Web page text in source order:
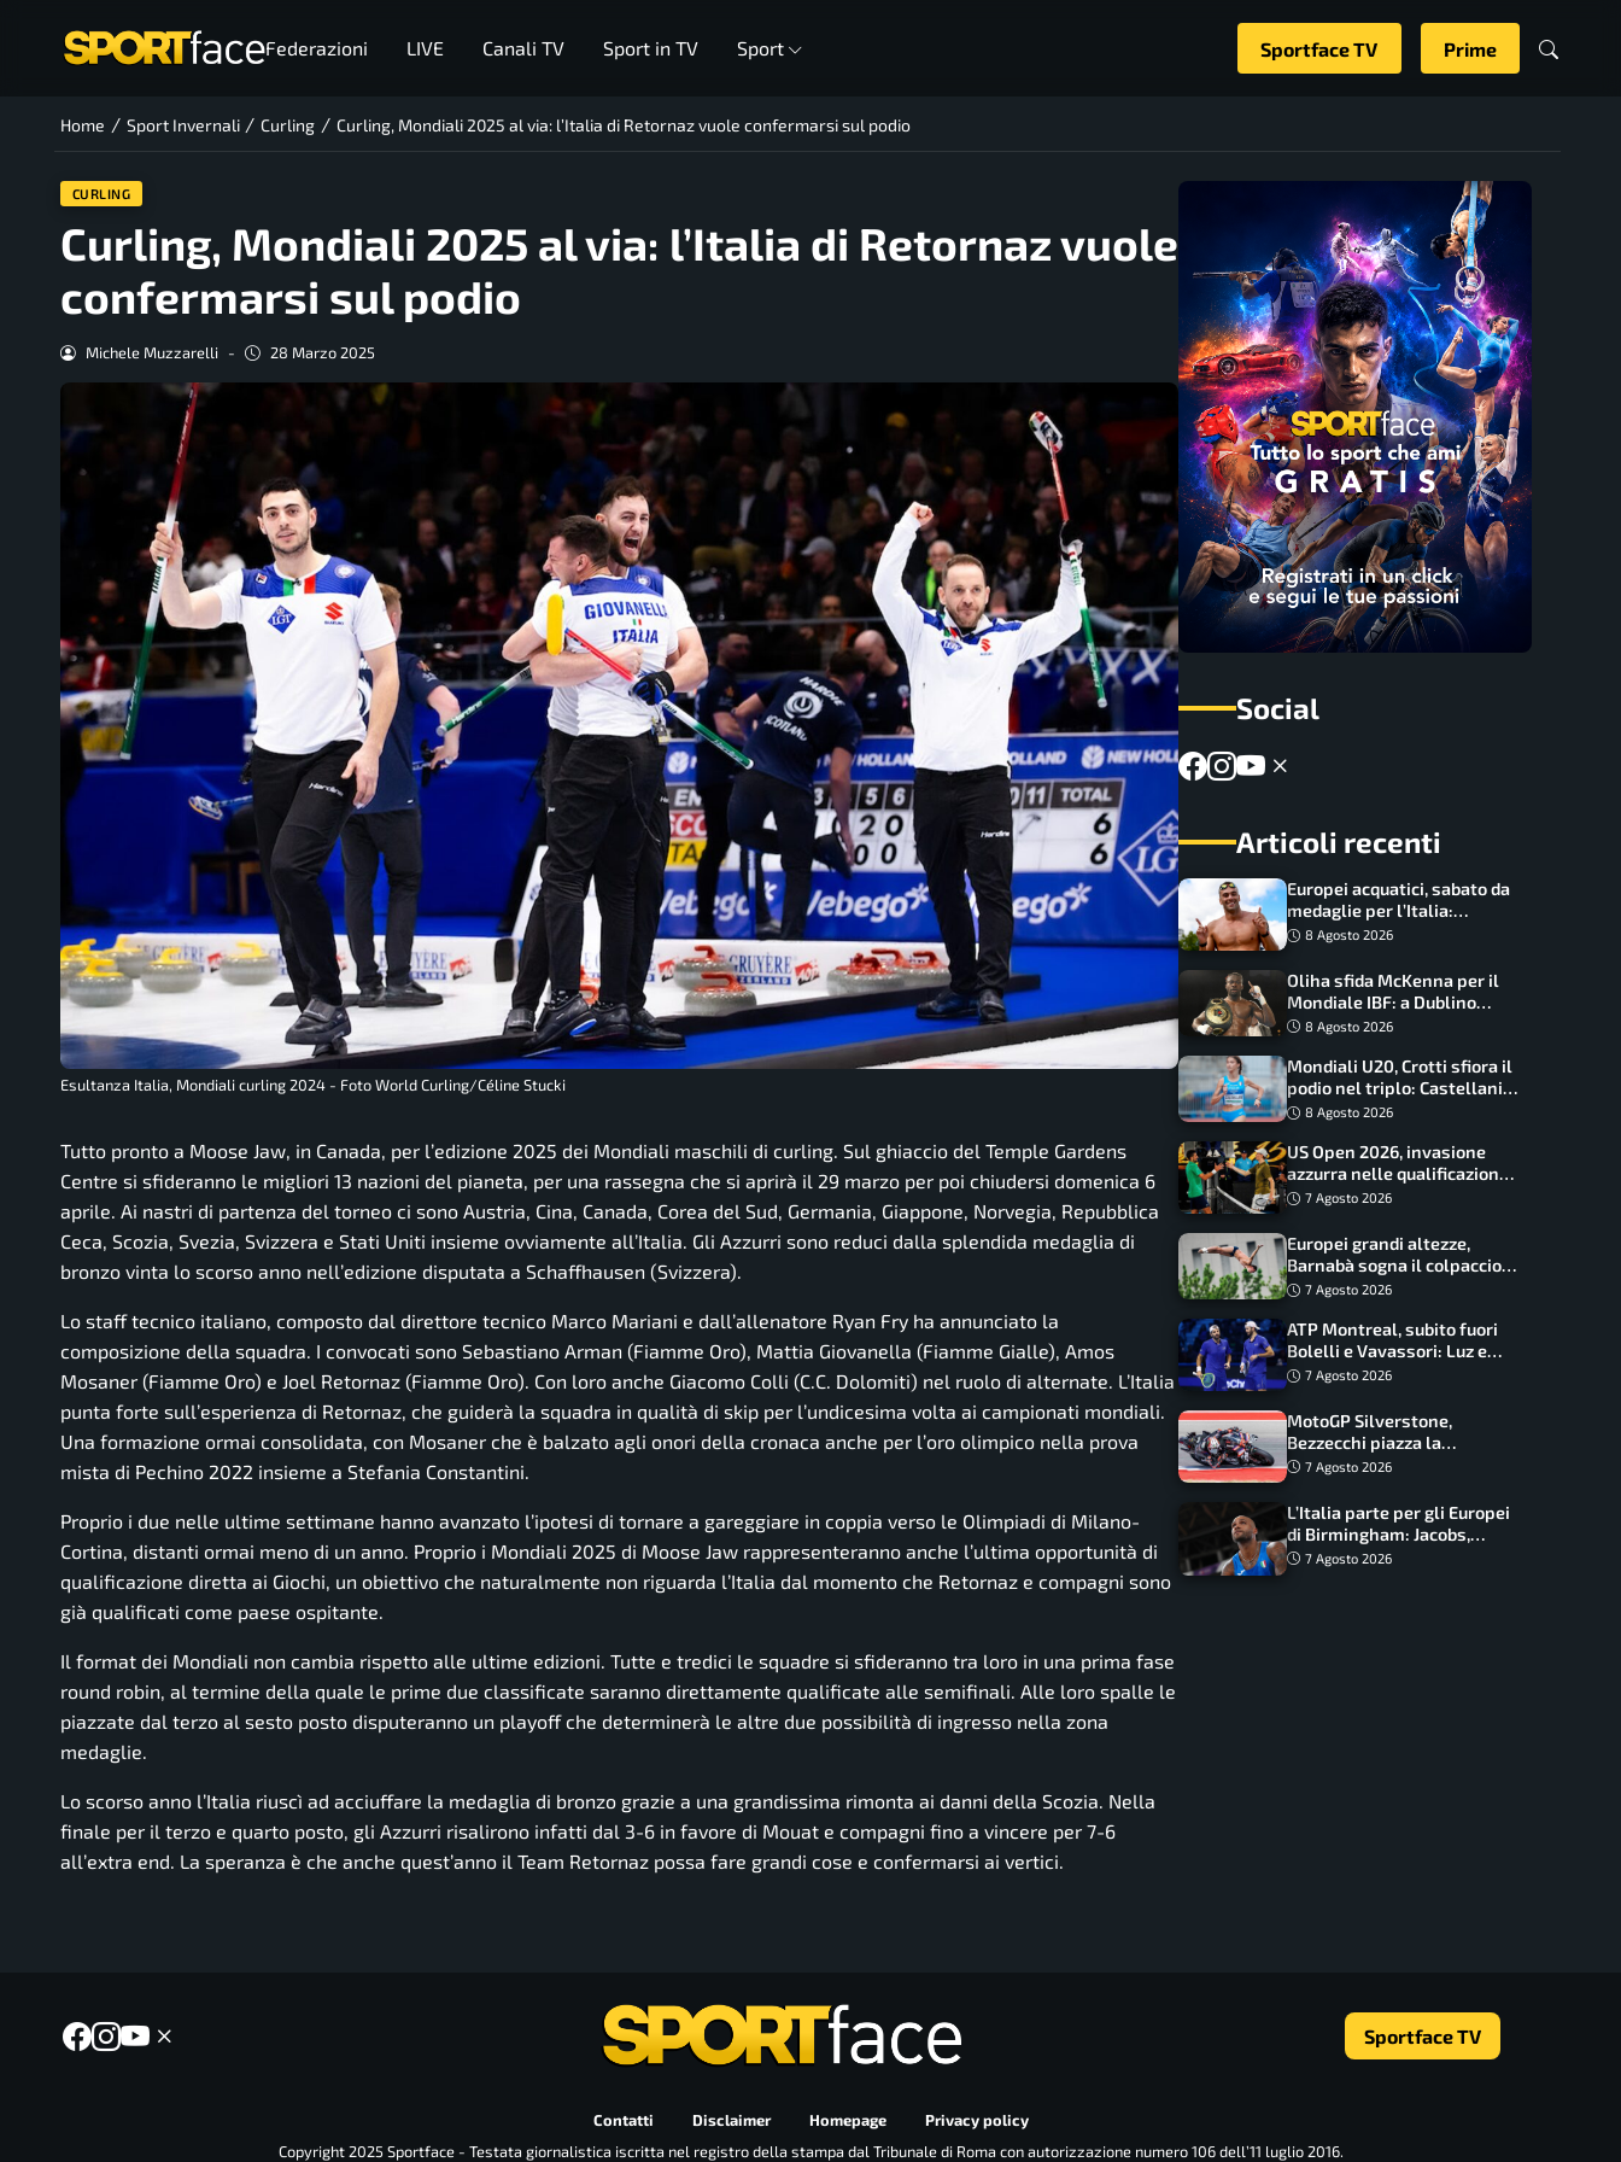
Federazioni LIVE Canali TV Sport in TV Sport Sportface TV Prime
Home / Sport Invernali / Curling / Curling, Mondiali 2025 al via: l’Italia di Retornaz vuole confermarsi sul podio
CURLING
Curling, Mondiali 2025 al via: l’Italia di Retornaz vuole
confermarsi sul podio
Michele Muzzarelli - 28 Marzo 2025
Esultanza Italia, Mondiali curling 2024 - Foto World Curling/Céline Stucki
Tutto pronto a Moose Jaw, in Canada, per l’edizione 2025 dei Mondiali maschili di curling. Sul ghiaccio del Temple Gardens
Centre si sfideranno le migliori 13 nazioni del pianeta, per una rassegna che si aprirà il 29 marzo per poi chiudersi domenica 6
aprile. Ai nastri di partenza del torneo ci sono Austria, Cina, Canada, Corea del Sud, Germania, Giappone, Norvegia, Repubblica
Ceca, Scozia, Svezia, Svizzera e Stati Uniti insieme ovviamente all’Italia. Gli Azzurri sono reduci dalla splendida medaglia di
bronzo vinta lo scorso anno nell’edizione disputata a Schaffhausen (Svizzera).
Lo staff tecnico italiano, composto dal direttore tecnico Marco Mariani e dall’allenatore Ryan Fry ha annunciato la
composizione della squadra. I convocati sono Sebastiano Arman (Fiamme Oro), Mattia Giovanella (Fiamme Gialle), Amos
Mosaner (Fiamme Oro) e Joel Retornaz (Fiamme Oro). Con loro anche Giacomo Colli (C.C. Dolomiti) nel ruolo di alternate. L’Italia
punta forte sull’esperienza di Retornaz, che guiderà la squadra in qualità di skip per l’undicesima volta ai campionati mondiali.
Una formazione ormai consolidata, con Mosaner che è balzato agli onori della cronaca anche per l’oro olimpico nella prova
mista di Pechino 2022 insieme a Stefania Constantini.
Proprio i due nelle ultime settimane hanno avanzato l’ipotesi di tornare a gareggiare in coppia verso le Olimpiadi di Milano-
Cortina, distanti ormai meno di un anno. Proprio i Mondiali 2025 di Moose Jaw rappresenteranno anche l’ultima opportunità di
qualificazione diretta ai Giochi, un obiettivo che naturalmente non riguarda l’Italia dal momento che Retornaz e compagni sono
già qualificati come paese ospitante.
Il format dei Mondiali non cambia rispetto alle ultime edizioni. Tutte e tredici le squadre si sfideranno tra loro in una prima fase
round robin, al termine della quale le prime due classificate saranno direttamente qualificate alle semifinali. Alle loro spalle le
piazzate dal terzo al sesto posto disputeranno un playoff che determinerà le altre due possibilità di ingresso nella zona
medaglie.
Lo scorso anno l’Italia riuscì ad acciuffare la medaglia di bronzo grazie a una grandissima rimonta ai danni della Scozia. Nella
finale per il terzo e quarto posto, gli Azzurri risalirono infatti dal 3-6 in favore di Mouat e compagni fino a vincere per 7-6
all’extra end. La speranza è che anche quest’anno il Team Retornaz possa fare grandi cose e confermarsi ai vertici.
Social
Articoli recenti
Europei acquatici, sabato da
medaglie per l’Italia:
Paltrinieri guida la staffetta,
grandi altezze
8 Agosto 2026
Oliha sfida McKenna per il
Mondiale IBF: a Dublino
serve l’impresa nella tana
8 Agosto 2026
Mondiali U20, Crotti sfiora il
podio nel triplo: Castellani
da record, Succo in finale
8 Agosto 2026
US Open 2026, invasione
azzurra nelle qualificazioni:
17 italiani a caccia del main
7 Agosto 2026
Europei grandi altezze,
Barnabà sogna il colpaccio:
è leader a metà gara, Baraldi
7 Agosto 2026
ATP Montreal, subito fuori
Bolelli e Vavassori: Luz e
Matos fermano gli azzurri
7 Agosto 2026
MotoGP Silverstone,
Bezzecchi piazza la
zampata: Aprilia domina,
7 Agosto 2026
L’Italia parte per gli Europei
di Birmingham: Jacobs,
Tamberi e Battocletti
7 Agosto 2026
Sportface TV
Contatti Disclaimer Homepage
Privacy policy
Copyright 2025 Sportface - Testata giornalistica iscritta nel registro della stampa dal Tribunale di Roma con autorizzazione numero 106 dell’11 luglio 2016.